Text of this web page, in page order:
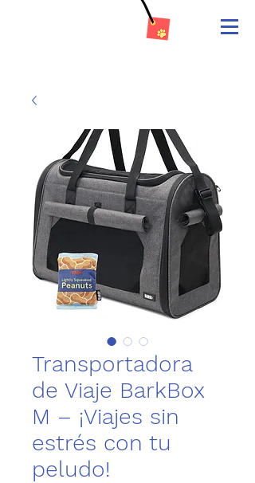
Transportadora
de Viaje BarkBox
M – ¡Viajes sin
estrés con tu
peludo!